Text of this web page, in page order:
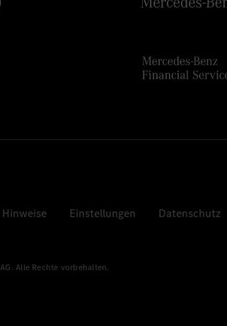
Einstellungen Datenschutz
Alle Rechte vorbehalten.